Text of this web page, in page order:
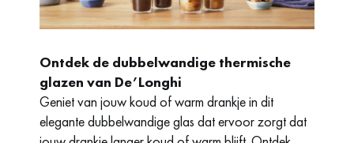
Ontdek de dubbelwandige thermische
glazen van De’Longhi
Geniet van jouw koud of warm drankje in dit
elegante dubbelwandige glas dat ervoor zorgt dat